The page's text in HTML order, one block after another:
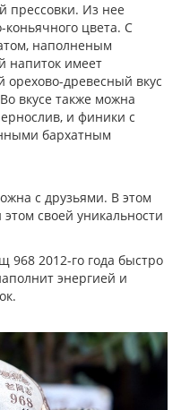
прессовки. Из нее
цвета. С
наполненым
напиток имеет
древесный вкус
вкусе также можна
и финики с
бархатным
с друзьями. В этом
своей уникальности
2012-го года быстро
энергией и